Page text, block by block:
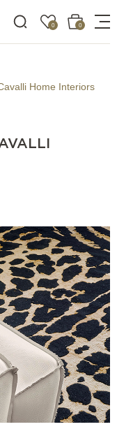
0 0
Home Interiors